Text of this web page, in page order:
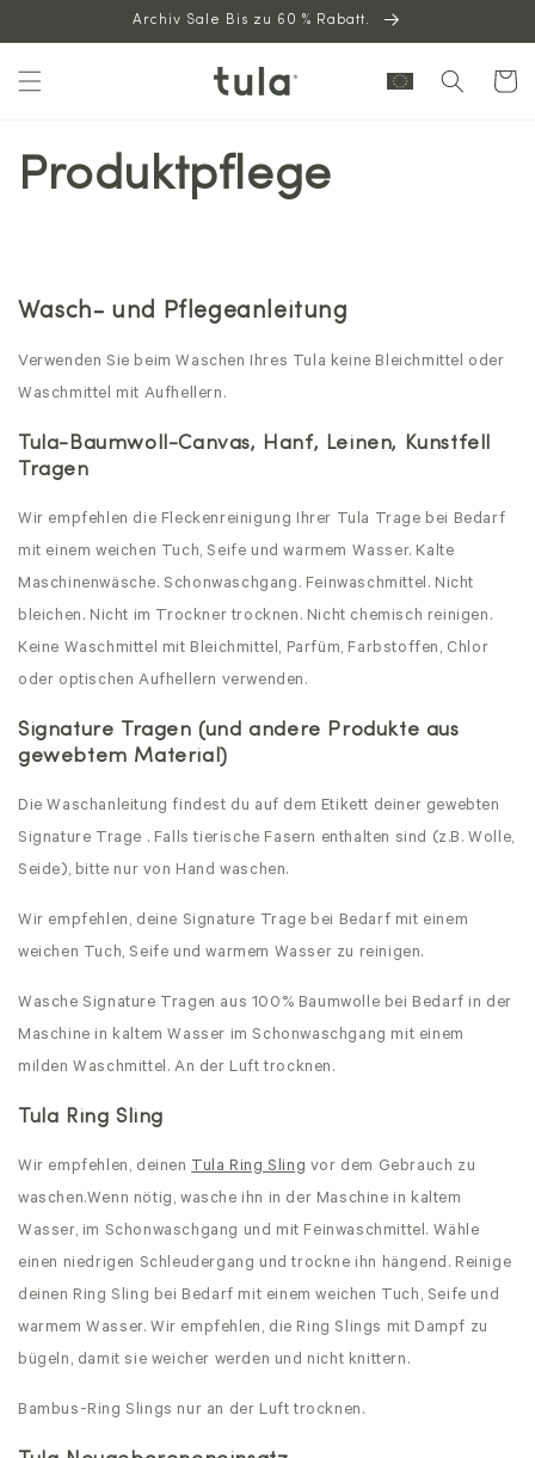
Archiv Sale Bis zu 60 % Rabatt.
Produktpflege
Wasch- und Pflegeanleitung
Verwenden Sie beim Waschen Ihres Tula keine Bleichmittel oder
Waschmittel mit Aufhellern.
Tula-Baumwoll-Canvas, Hanf, Leinen, Kunstfell
Tragen
Wir empfehlen die Fleckenreinigung Ihrer Tula Trage bei Bedarf
mit einem weichen Tuch, Seife und warmem Wasser. Kalte
Maschinenwäsche. Schonwaschgang. Feinwaschmittel. Nicht
bleichen. Nicht im Trockner trocknen. Nicht chemisch reinigen.
Keine Waschmittel mit Bleichmittel, Parfüm, Farbstoffen, Chlor
oder optischen Aufhellern verwenden.
Signature Tragen (und andere Produkte aus
gewebtem Material)
Die Waschanleitung findest du auf dem Etikett deiner gewebten
Signature Trage . Falls tierische Fasern enthalten sind (z.B. Wolle,
Seide), bitte nur von Hand waschen.
Wir empfehlen, deine Signature Trage bei Bedarf mit einem
weichen Tuch, Seife und warmem Wasser zu reinigen.
Wasche Signature Tragen aus 100% Baumwolle bei Bedarf in der
Maschine in kaltem Wasser im Schonwaschgang mit einem
milden Waschmittel. An der Luft trocknen.
Tula Ring Sling
Wir empfehlen, deinenTula Ring Slingvor dem Gebrauch zu
waschen.Wenn nötig, wasche ihn in der Maschine in kaltem
Wasser, im Schonwaschgang und mit Feinwaschmittel. Wähle
einen niedrigen Schleudergang und trockne ihn hängend. Reinige
deinen Ring Sling bei Bedarf mit einem weichen Tuch, Seife und
warmem Wasser. Wir empfehlen, die Ring Slings mit Dampf zu
bügeln, damit sie weicher werden und nicht knittern.
Bambus-Ring Slings nur an der Luft trocknen.